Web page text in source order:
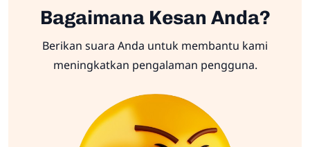
Bagaimana Kesan Anda?
Berikan suara Anda untuk membantu kami
meningkatkan pengalaman pengguna.